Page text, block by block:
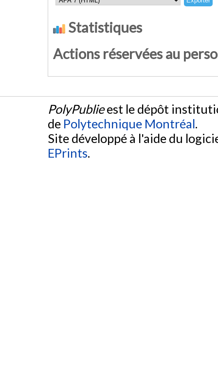
Statistiques
Actions réservées au
PolyPublieest le dépôt
de Polytechnique Montréal.
Site développé à l'aide du
EPrints.